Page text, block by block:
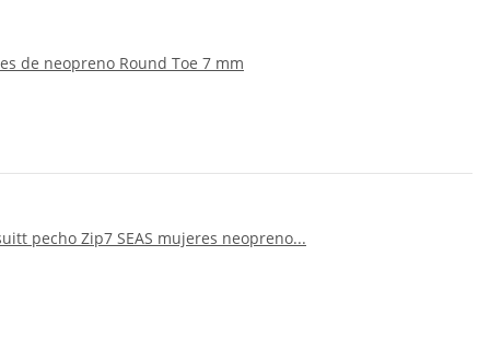
de neopreno Round Toe 7 mm